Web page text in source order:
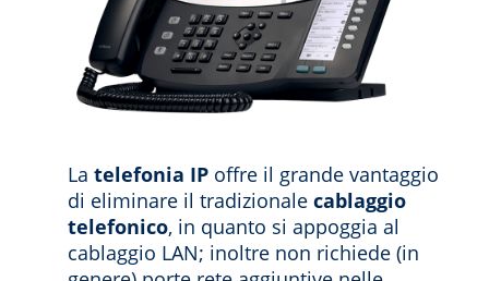
Latelefonia IP offre il grande vantaggio
di eliminare il tradizionalecablaggio
telefonico, in quanto si appoggia al
cablaggio LAN; inoltre non richiede (in